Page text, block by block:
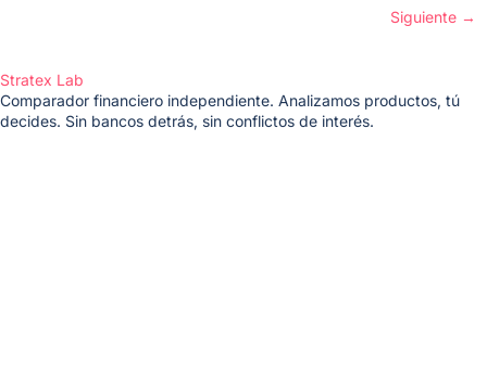
Siguiente →
Stratex Lab
Comparador financiero independiente. Analizamos productos, tú
decides. Sin bancos detrás, sin conflictos de interés.